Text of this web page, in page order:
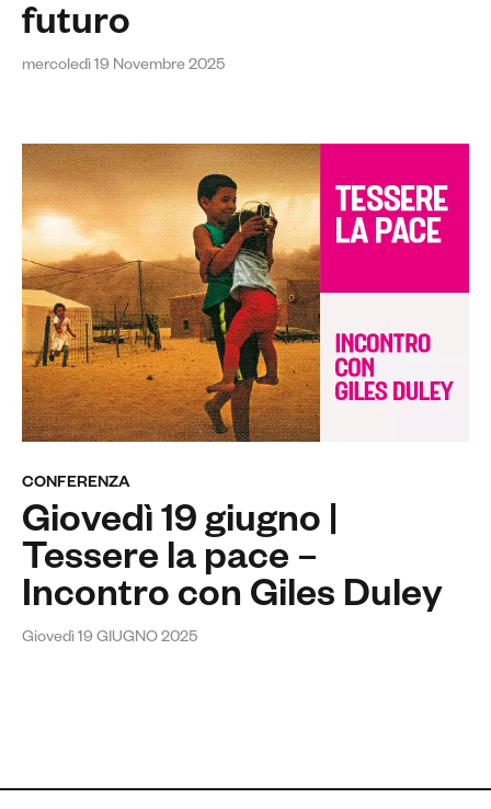
futuro
mercoledì 19 Novembre 2025
CONFERENZA
Giovedì 19 giugno |
Tessere la pace –
Incontro con Giles Duley
Giovedì 19 GIUGNO 2025